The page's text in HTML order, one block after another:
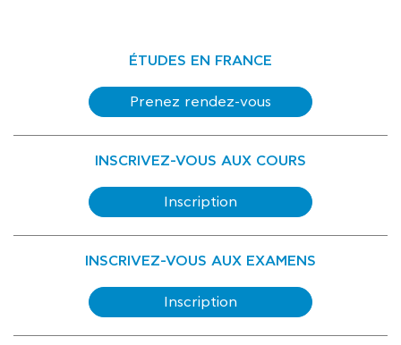
ÉTUDES EN FRANCE
Prenez rendez-vous
INSCRIVEZ-VOUS AUX COURS
Inscription
INSCRIVEZ-VOUS AUX EXAMENS
Inscription